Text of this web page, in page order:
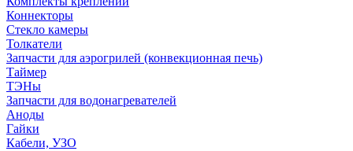
Коннекторы
Стекло камеры
Толкатели
Запчасти для аэрогрилей (конвекционная печь)
Таймер
ТЭНы
Запчасти для водонагревателей
Аноды
Гайки
Кабели, УЗО